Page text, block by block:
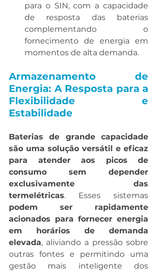
para o SIN, com a capacidade
de resposta das baterias
complementando o
fornecimento de energia em
momentos de alta demanda.
Armazenamento de
Energia: A Resposta para a
Flexibilidade e
Estabilidade
Baterias de grande capacidade
são uma solução versátil e eficaz
para atender aos picos de
consumo sem depender
exclusivamente das
termelétricas
podem ser rapidamente
acionados para fornecer energia
em horários de demanda
elevada, aliviando a pressão sobre
outras fontes e permitindo uma
gestão mais inteligente dos